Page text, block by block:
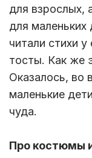
для взрослых,
для
читали стихи
тосты. Как же
Оказалось, во
маленькие
чуда.
Про костюмы